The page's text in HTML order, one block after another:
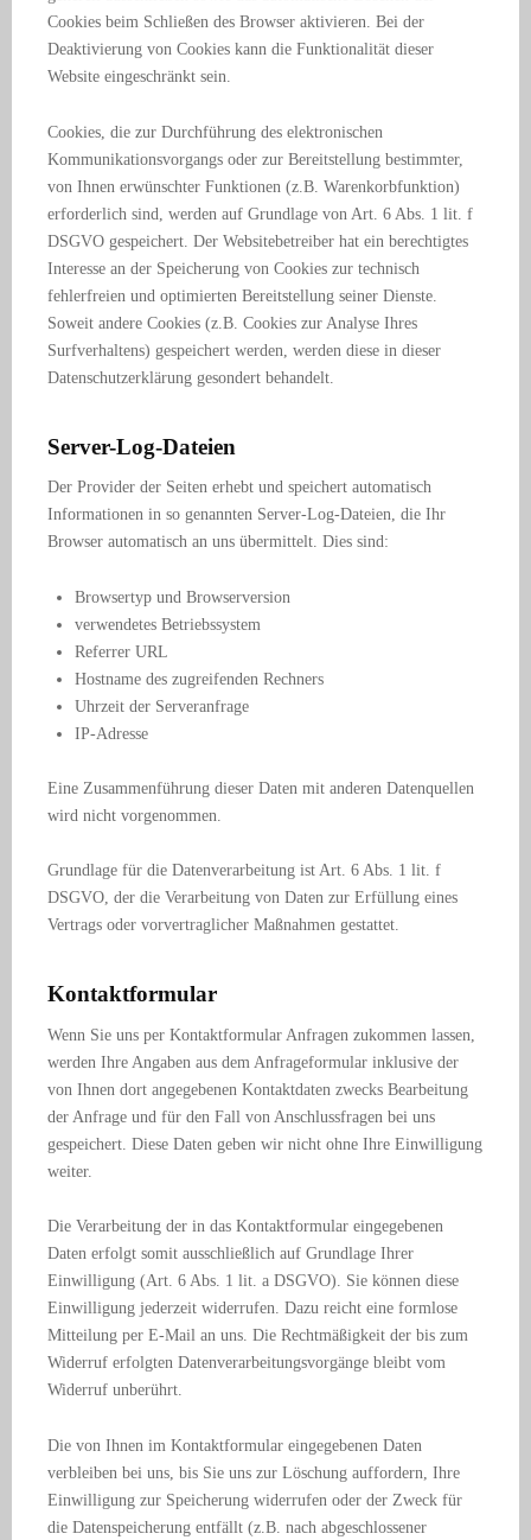
Cookies beim Schließen des Browser aktivieren. Bei der
Deaktivierung von Cookies kann die Funktionalität dieser
Website eingeschränkt sein.
Cookies, die zur Durchführung des elektronischen
Kommunikationsvorgangs oder zur Bereitstellung bestimmter,
von Ihnen erwünschter Funktionen (z.B. Warenkorbfunktion)
erforderlich sind, werden auf Grundlage von Art. 6 Abs. 1 lit. f
DSGVO gespeichert. Der Websitebetreiber hat ein berechtigtes
Interesse an der Speicherung von Cookies zur technisch
fehlerfreien und optimierten Bereitstellung seiner Dienste.
Soweit andere Cookies (z.B. Cookies zur Analyse Ihres
Surfverhaltens) gespeichert werden, werden diese in dieser
Datenschutzerklärung gesondert behandelt.
Server-Log-Dateien
Der Provider der Seiten erhebt und speichert automatisch
Informationen in so genannten Server-Log-Dateien, die Ihr
Browser automatisch an uns übermittelt. Dies sind:
Browsertyp und Browserversion
verwendetes Betriebssystem
Referrer URL
Hostname des zugreifenden Rechners
Uhrzeit der Serveranfrage
IP-Adresse
Eine Zusammenführung dieser Daten mit anderen Datenquellen
wird nicht vorgenommen.
Grundlage für die Datenverarbeitung ist Art. 6 Abs. 1 lit. f
DSGVO, der die Verarbeitung von Daten zur Erfüllung eines
Vertrags oder vorvertraglicher Maßnahmen gestattet.
Kontaktformular
Wenn Sie uns per Kontaktformular Anfragen zukommen lassen,
werden Ihre Angaben aus dem Anfrageformular inklusive der
von Ihnen dort angegebenen Kontaktdaten zwecks Bearbeitung
der Anfrage und für den Fall von Anschlussfragen bei uns
gespeichert. Diese Daten geben wir nicht ohne Ihre Einwilligung
weiter.
Die Verarbeitung der in das Kontaktformular eingegebenen
Daten erfolgt somit ausschließlich auf Grundlage Ihrer
Einwilligung (Art. 6 Abs. 1 lit. a DSGVO). Sie können diese
Einwilligung jederzeit widerrufen. Dazu reicht eine formlose
Mitteilung per E-Mail an uns. Die Rechtmäßigkeit der bis zum
Widerruf erfolgten Datenverarbeitungsvorgänge bleibt vom
Widerruf unberührt.
Die von Ihnen im Kontaktformular eingegebenen Daten
verbleiben bei uns, bis Sie uns zur Löschung auffordern, Ihre
Einwilligung zur Speicherung widerrufen oder der Zweck für
die Datenspeicherung entfällt (z.B. nach abgeschlossener